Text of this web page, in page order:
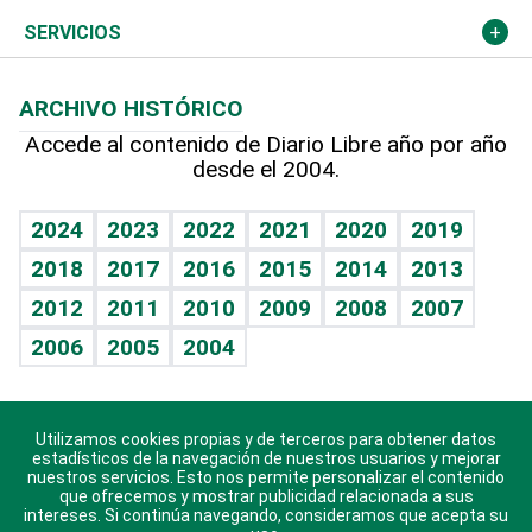
Resto del mundo
Economía personal
Podcast Arte Libre
Hablando con el pediatra
Vida y familia
Eñe
Celebrando la vida
Sin complejos
En pocas palabras
Escuchando al corazón
Economía Personal
Más deportes
TBT Deportivo
Columnistas
Más firmas
Cambio climático
Opinión
Hecho en casa
Guía del dinero
SERVICIOS
Cumpleaños
Horóscopos
Crucigramas
ARCHIVO HISTÓRICO
Accede al contenido de Diario Libre año por año
desde el 2004.
2024 2023 2022 2021 2020
2019
2018
2017 2016 2015 2014
2013
2012
2011 2010 2009 2008
2007
2006
2005 2004
Descarga nuestras aplicaciones para Android, iOS y
sistema Huawei.
Utilizamos cookies propias y de terceros para obtener datos
estadísticos de la navegación de nuestros usuarios y mejorar
nuestros servicios. Esto nos permite personalizar el contenido
que ofrecemos y mostrar publicidad relacionada a sus
intereses. Si continúa navegando, consideramos que acepta su